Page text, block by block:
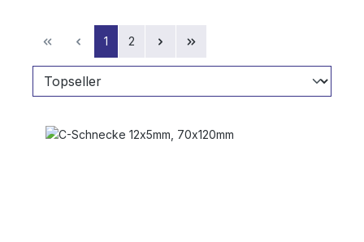
Seite
1 Seite
2